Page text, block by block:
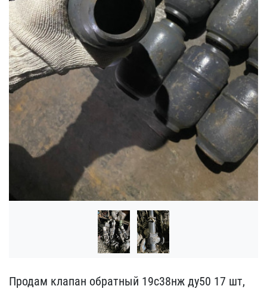
Продам клапан обратный 1​9с38нж ду50 17 шт,